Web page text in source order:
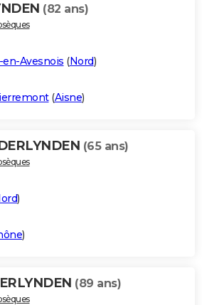
(82 ans)
en-Avesnois (Nord)
(Aisne)
(65 ans)
)
)
(89 ans)